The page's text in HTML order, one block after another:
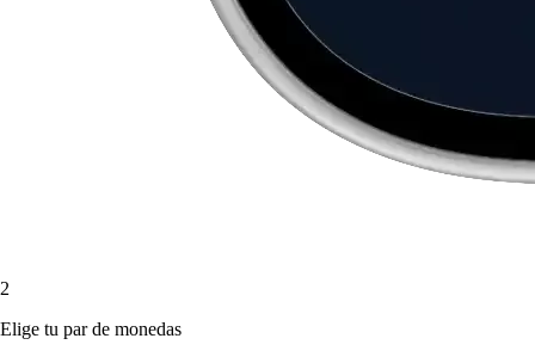
2
Elige tu par de monedas